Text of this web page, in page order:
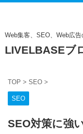
Web集客、SEO、Web広
LIVELBASEブ
TOP > SEO >
SEO
SEO対策に強